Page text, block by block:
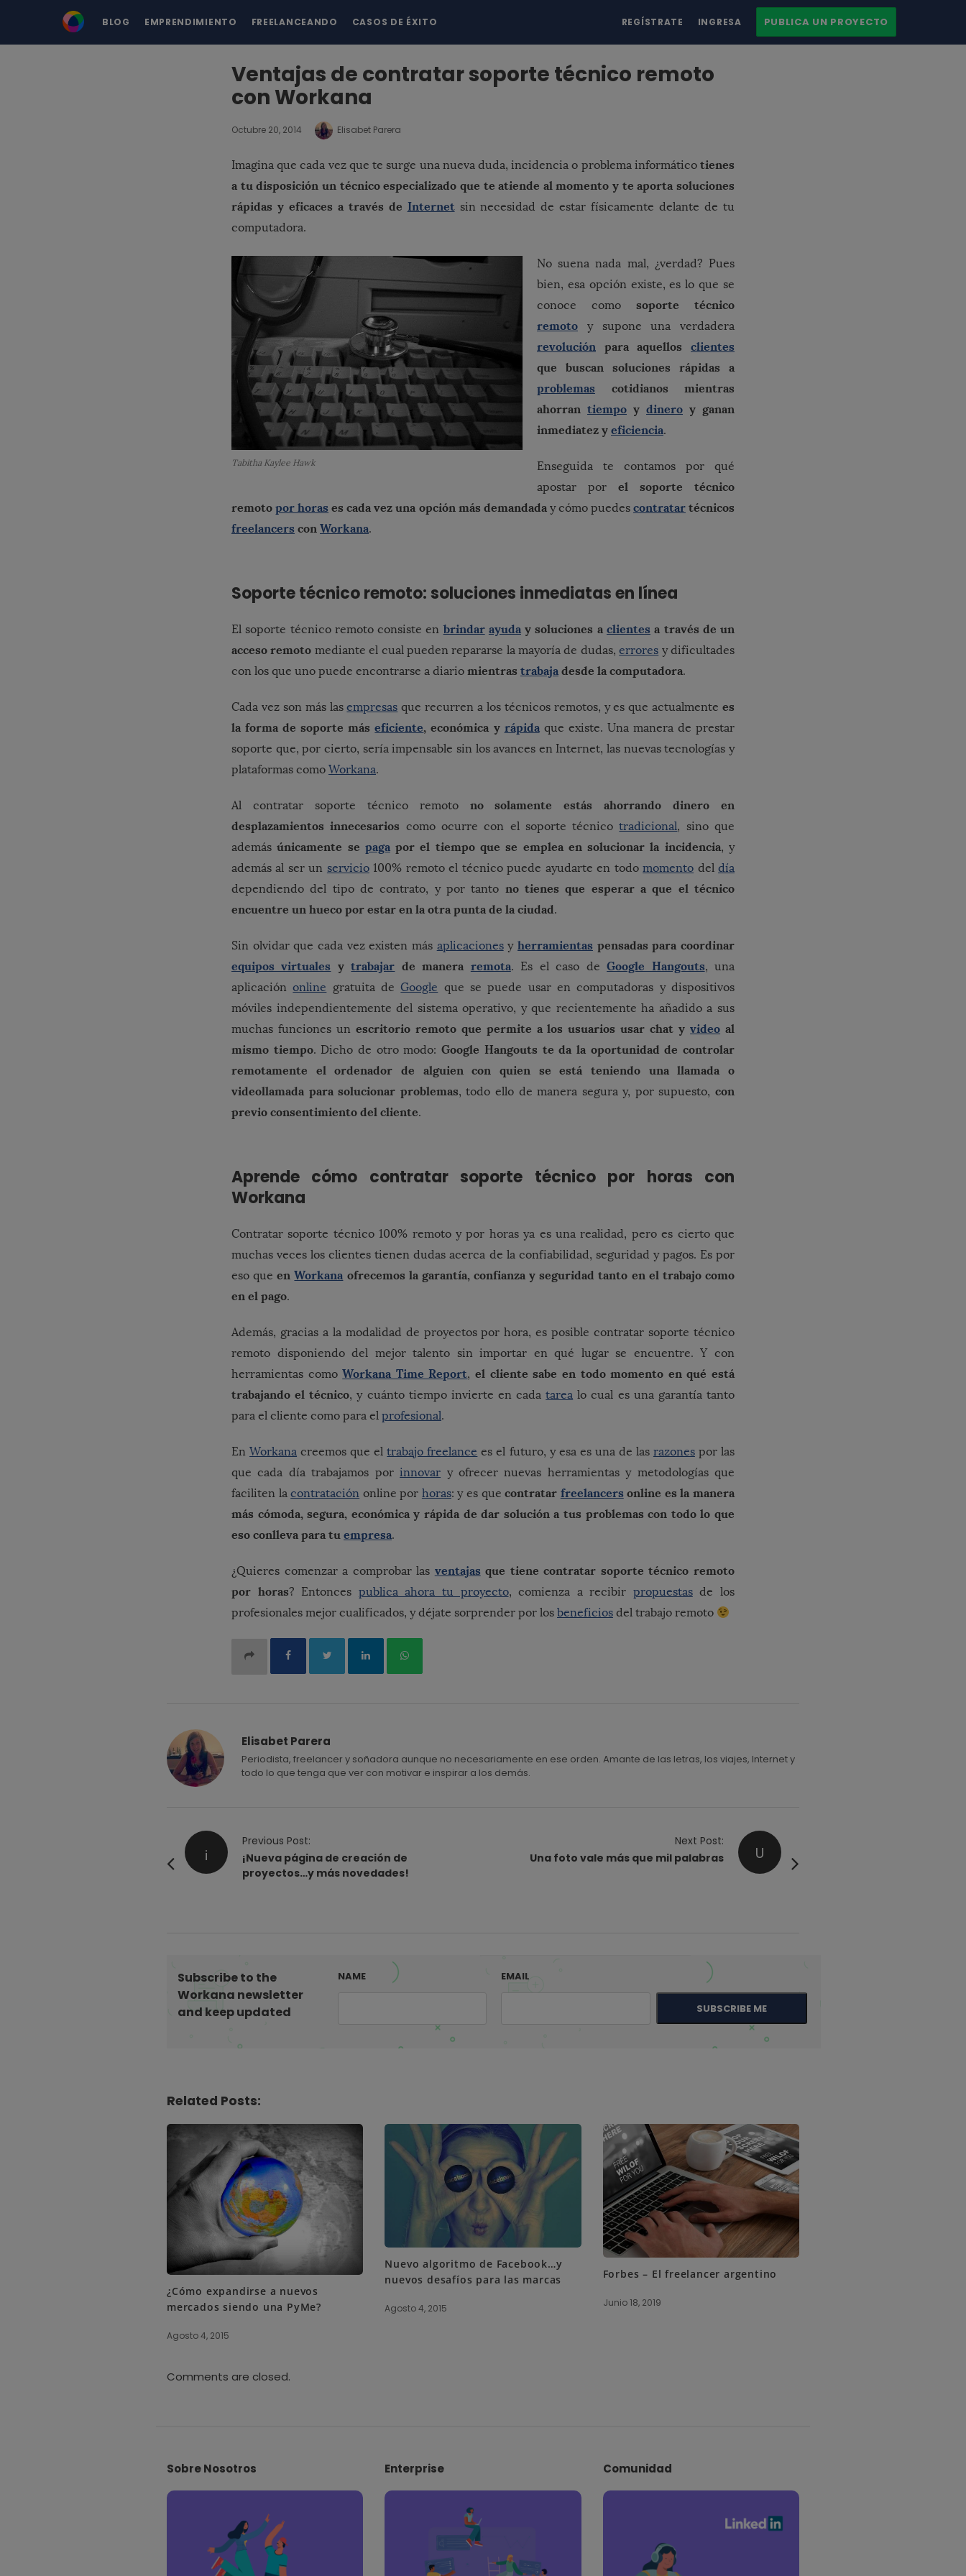
BLOG EMPRENDIMIENTO FREELANCEANDO CASOS DE ÉXITO REGÍSTRATE INGRESA PUBLICA UN PROYECTO
Ventajas de contratar soporte técnico remoto
con Workana
Octubre 20, 2014 Elisabet Parera
Imagina que cada vez que te surge una nueva duda, incidencia o problema informáticotienes
a tu disposición un técnico especializado que te atiende al momento y te aporta soluciones
rápidas y eficaces a través de Internetsin necesidad de estar físicamente delante de tu
computadora.
Tabitha Kaylee Hawk
No suena nada mal, ¿verdad? Pues
bien, esa opción existe, es lo que se
conoce como soporte técnico
remoto y supone una verdadera
revolución para aquellos clientes
que buscan soluciones rápidas a
problemas cotidianos mientras
ahorran tiempo y dinero y ganan
inmediatez y eficiencia.
Enseguida te contamos por qué
apostar por el soporte técnico
remotopor horas es cada vez una opción más demandaday cómo puedes contratartécnicos
freelancers con Workana.
Soporte técnico remoto: soluciones inmediatas en línea
El soporte técnico remoto consiste en brindar ayuday soluciones a clientes a través de un
acceso remoto mediante el cual pueden repararse la mayoría de dudas,errores y dificultades
con los que uno puede encontrarse a diario mientras trabaja desde la computadora.
Cada vez son más lasempresas que recurren a los técnicos remotos, y es que actualmente es
la forma de soporte máseficiente, económica y rápidaque existe. Una manera de prestar
soporte que, por cierto, sería impensable sin los avances en Internet, las nuevas tecnologías y
plataformas como Workana.
Al contratar soporte técnico remoto no solamente estás ahorrando dinero en
desplazamientos innecesarios como ocurre con el soporte técnicotradicional, sino que
ademásúnicamente se pagapor el tiempo que se emplea en solucionar la incidencia, y
además al ser un servicio100% remoto el técnico puede ayudarte en todomomento deldía
dependiendo del tipo de contrato, y por tanto no tienes que esperar a que el técnico
encuentre un hueco por estar en la otra punta de la ciudad.
Sin olvidar que cada vez existen más aplicacionesyherramientas pensadas para coordinar
equipos virtuales ytrabajar de manera remota. Es el caso deGoogle Hangouts, una
aplicaciónonline gratuita deGoogle que se puede usar en computadoras y dispositivos
móviles independientemente del sistema operativo, y que recientemente ha añadido a sus
muchas funciones un escritorio remoto que permite a los usuarios usar chat yvideo al
mismo tiempo. Dicho de otro modo:Google Hangouts te da la oportunidad de controlar
remotamente el ordenador de alguien con quien se está teniendo una llamada o
videollamada para solucionar problemas, todo ello de manera segura y, por supuesto, con
previo consentimiento del cliente.
Aprende cómo contratar soporte técnico por horas con
Workana
Contratar soporte técnico 100% remoto y por horas ya es una realidad, pero es cierto que
muchas veces los clientes tienen dudas acerca de la confiabilidad, seguridad y pagos. Es por
eso queenWorkana ofrecemos la garantía, confianza y seguridad tanto en el trabajo como
en el pago.
Además, gracias a la modalidad de proyectos por hora, es posible contratar soporte técnico
remoto disponiendo del mejor talento sin importar en qué lugar se encuentre. Y con
herramientas comoWorkana Time Report,el cliente sabe en todo momento en qué está
trabajando el técnico, y cuánto tiempo invierte en cadatarea lo cual es una garantía tanto
para el cliente como para el profesional.
EnWorkana creemos que eltrabajo freelance es el futuro, y esa es una de las razonespor las
que cada día trabajamos porinnovar y ofrecer nuevas herramientas y metodologías que
faciliten lacontratación online por horas: y es quecontratar freelancers online es la manera
más cómoda, segura, económica y rápida de dar solución a tus problemas con todo lo que
eso conlleva para tu empresa.
¿Quieres comenzar a comprobar las ventajas que tiene contratar soporte técnico remoto
por horas? Entonces publica ahora tu proyecto, comienza a recibir propuestasde los
profesionales mejor cualificados, y déjate sorprender por los beneficios del trabajo remoto
Elisabet Parera
Periodista, freelancer y soñadora aunque no necesariamente en ese orden. Amante de las letras, los viajes, Internet y
todo lo que tenga que ver con motivar e inspirar a los demás.
¡
Previous Post:
¡Nueva página de creación de
proyectos…y más novedades!
U
Next Post:
Una foto vale más que mil palabras
Subscribe to the
Workana newsletter
and keep updated
NAME EMAIL
SUBSCRIBE ME
Related Posts:
¿Cómo expandirse a nuevos
mercados siendo una PyMe?
Agosto 4, 2015
Nuevo algoritmo de Facebook…y
nuevos desafíos para las marcas
Agosto 4, 2015
Forbes – El freelancer argentino
Junio 18, 2019
Comments are closed.
Sobre Nosotros Enterprise Comunidad